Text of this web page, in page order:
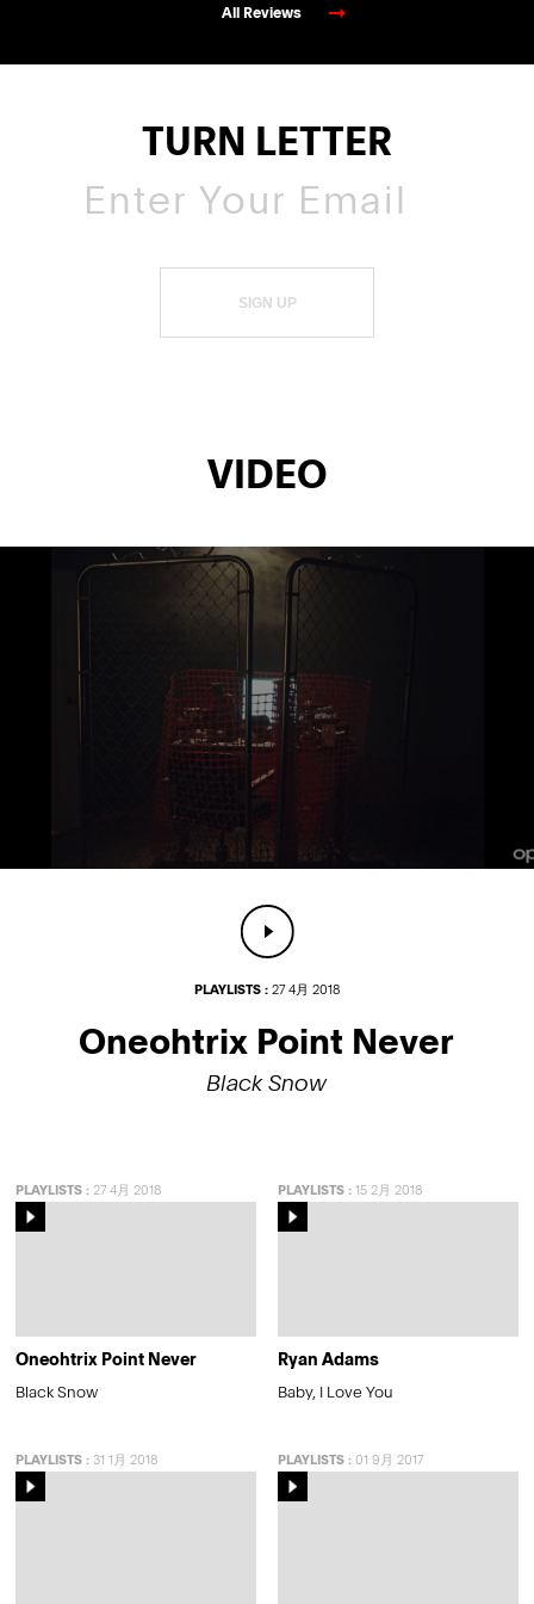
All Reviews
TURN LETTER
SIGN UP
VIDEO
PLAYLISTS :27 4月 2018
Oneohtrix Point Never
Black Snow
PLAYLISTS : 27 4月 2018
Oneohtrix Point Never
Black Snow
PLAYLISTS:15 2月 2018
Ryan Adams
Baby, I Love You
PLAYLISTS : 31 1月 2018 PLAYLISTS:01 9月 2017